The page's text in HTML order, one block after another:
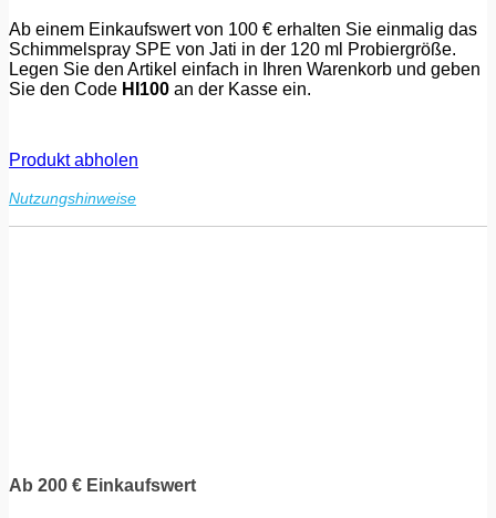
Ab einem Einkaufswert von 100 € erhalten Sie einmalig das
Schimmelspray SPE von Jati in der 120 ml Probiergröße.
Legen Sie den Artikel einfach in Ihren Warenkorb und geben
Sie den Code HI100 an der Kasse ein.
Produkt abholen
Nutzungshinweise
Ab 200 € Einkaufswert